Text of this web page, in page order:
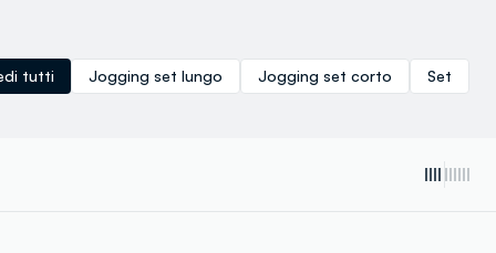
tutti Jogging set lungo Jogging set corto Set